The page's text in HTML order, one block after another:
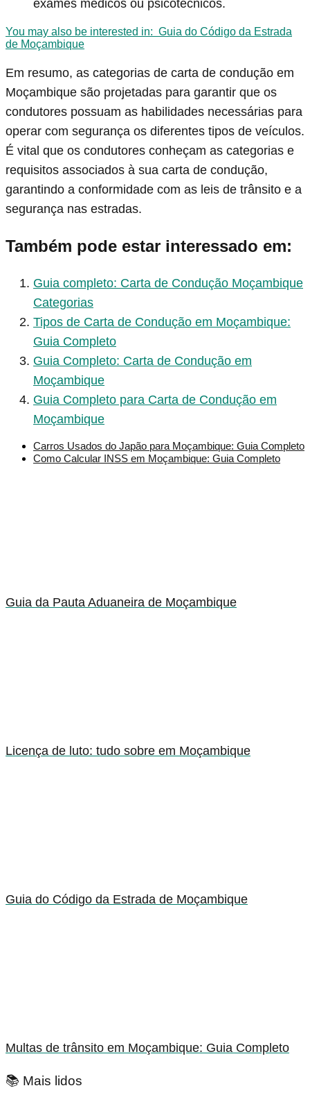
exames médicos ou psicotécnicos.
You may also be interested in: Guia do Código da Estrada
de Moçambique
Em resumo, as categorias de carta de condução em
Moçambique são projetadas para garantir que os
condutores possuam as habilidades necessárias para
operar com segurança os diferentes tipos de veículos.
É vital que os condutores conheçam as categorias e
requisitos associados à sua carta de condução,
garantindo a conformidade com as leis de trânsito e a
segurança nas estradas.
Também pode estar interessado em:
Guia completo: Carta de Condução Moçambique
Categorias
Tipos de Carta de Condução em Moçambique:
Guia Completo
Guia Completo: Carta de Condução em
Moçambique
Guia Completo para Carta de Condução em
Moçambique
Carros Usados do Japão para Moçambique: Guia Completo
Como Calcular INSS em Moçambique: Guia Completo
Guia da Pauta Aduaneira de Moçambique
Licença de luto: tudo sobre em Moçambique
Guia do Código da Estrada de Moçambique
Multas de trânsito em Moçambique: Guia Completo
📚 Mais lidos